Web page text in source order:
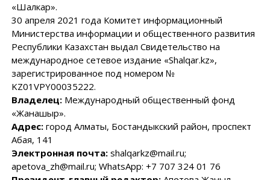
«Шалкар».
30 апреля 2021 года Комитет информационный
Министерства информации и общественного развития
Республики Казахстан выдал Свидетельство на
международное сетевое издание «Shalqar.kz»,
зарегистрированное под номером №
KZ01VPY00035222.
Владелец:Международный общественный фонд
«Жанашыр».
Адрес:город Алматы, Бостандыкский район, проспект
Абая, 141
Электронная почта:shalqarkz@mail.ru;
apetova_zh@mail.ru; WhatsApp: +7 707 324 01 76